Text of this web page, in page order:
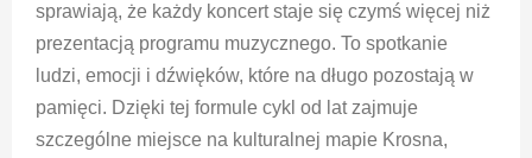
sprawiają, że każdy koncert staje się czymś więcej niż
prezentacją programu muzycznego. To spotkanie
ludzi, emocji i dźwięków, które na długo pozostają w
pamięci. Dzięki tej formule cykl od lat zajmuje
szczególne miejsce na kulturalnej mapie Krosna,